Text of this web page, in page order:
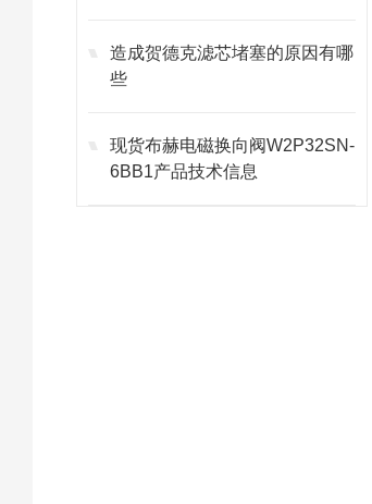
造成贺德克滤芯堵塞的原因有哪
些
现货布赫电磁换向阀W2P32SN-
6BB1产品技术信息